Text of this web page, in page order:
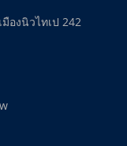
องนิวไทเป 242